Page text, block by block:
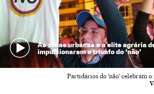
As zonas urbanas e a elite agrária
impulsionaram o triunfo do ‘não’
Partidários do 'não' celebram o